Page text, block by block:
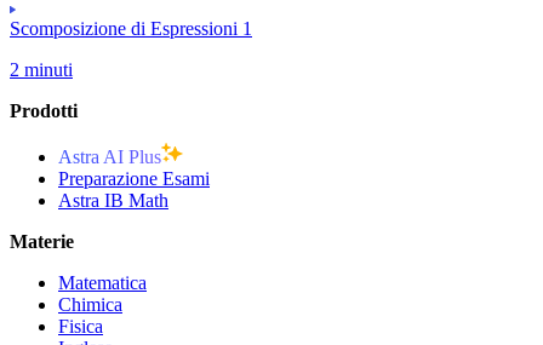
Scomposizione di Espressioni 1
2 minuti
Prodotti
Astra AI Plus
Preparazione Esami
Astra IB Math
Materie
Matematica
Chimica
Fisica